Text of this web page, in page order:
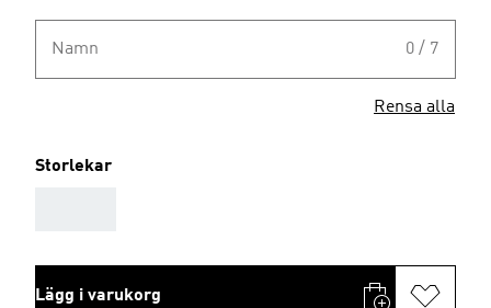
Namn 0 / 7
Rensa alla
Storlekar
Lägg i varukorg